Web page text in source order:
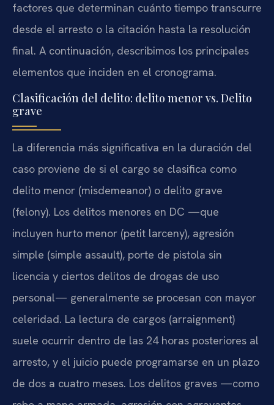
factores que determinan cuánto tiempo transcurre
desde el arresto o la citación hasta la resolución
final. A continuación, describimos los principales
elementos que inciden en el cronograma.
Clasificación del delito: delito menor vs. Delito
grave
La diferencia más significativa en la duración del
caso proviene de si el cargo se clasifica como
delito menor (misdemeanor) o delito grave
(felony). Los delitos menores en DC —que
incluyen hurto menor (petit larceny), agresión
simple (simple assault), porte de pistola sin
licencia y ciertos delitos de drogas de uso
personal— generalmente se procesan con mayor
celeridad. La lectura de cargos (arraignment)
suele ocurrir dentro de las 24 horas posteriores al
arresto, y el juicio puede programarse en un plazo
de dos a cuatro meses. Los delitos graves —como